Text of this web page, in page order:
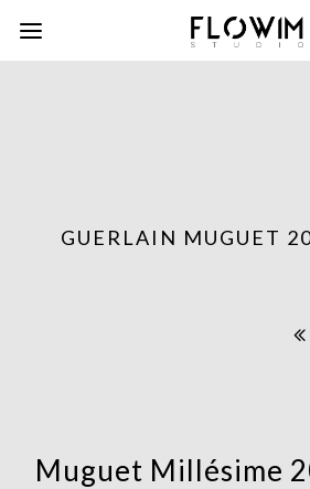
GUERLAIN MUGUET
Muguet Millésime